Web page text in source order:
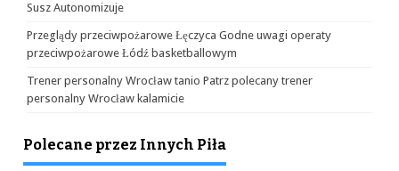
Susz Autonomizuje
Przeglądy przeciwpożarowe Łęczyca Godne uwagi operaty
przeciwpożarowe Łódź basketballowym
Trener personalny Wrocław tanio Patrz polecany trener
personalny Wrocław kalamicie
Polecane przez Innych Piła